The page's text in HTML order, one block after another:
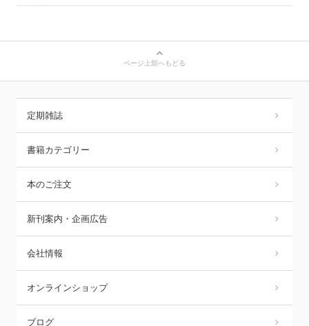
ページ上部へもどる
定期雑誌
書籍カテゴリー
本のご注文
新刊案内・企画広告
会社情報
オンラインショップ
ブログ